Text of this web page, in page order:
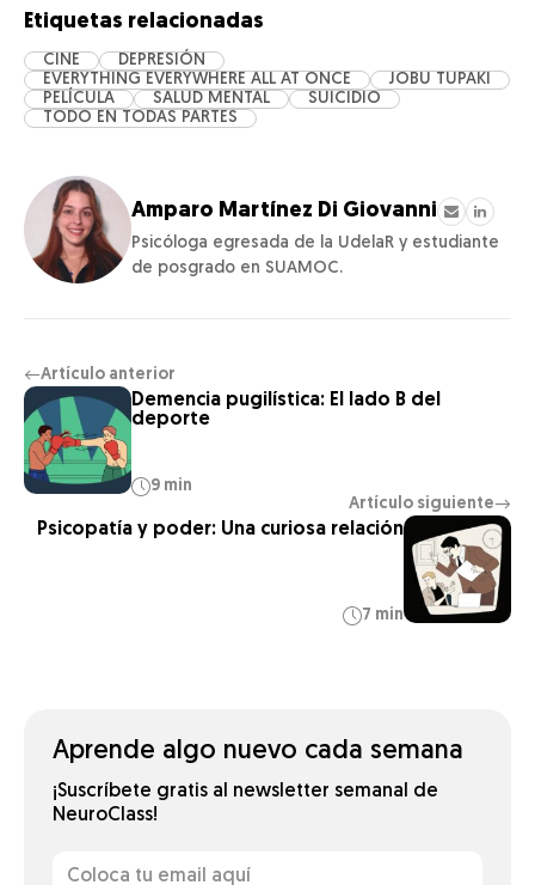
Etiquetas relacionadas
CINE
DEPRESIÓN
EVERYTHING EVERYWHERE ALL AT ONCE
JOBU TUPAKI
PELÍCULA
SALUD MENTAL
SUICIDIO
TODO EN TODAS PARTES
Amparo Martínez Di Giovanni
Psicóloga egresada de la UdelaR y estudiante
de posgrado en SUAMOC.
←Artículo anterior
Demencia pugilística: El lado B del
deporte
9 min
Artículo siguiente→
Psicopatía y poder: Una curiosa relación
7 min
Aprende algo nuevo cada semana
¡Suscríbete gratis al newsletter semanal de
NeuroClass!